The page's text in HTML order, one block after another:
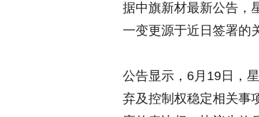
据中旗新材最新公告，
一变更源于近日签署的
公告显示，6月19日，
弃及控制权稳定相关事